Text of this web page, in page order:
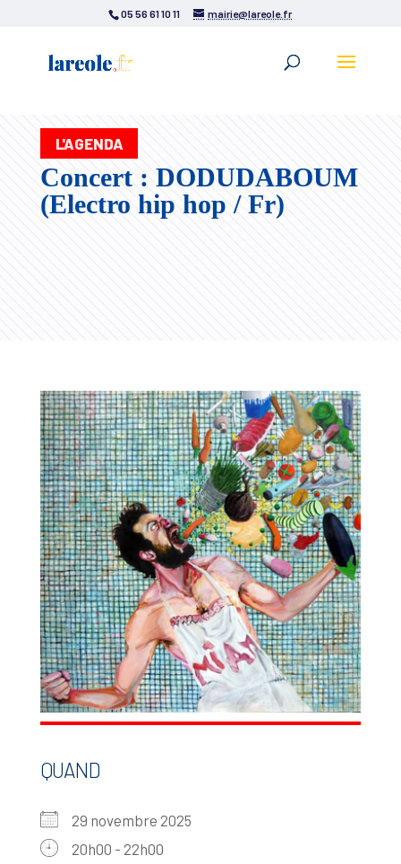
05 56 61 10 11 mairie@lareole.fr
L'AGENDA
Concert : DODUDABOUM
(Electro hip hop / Fr)
QUAND
29 novembre 2025
20h00 - 22h00